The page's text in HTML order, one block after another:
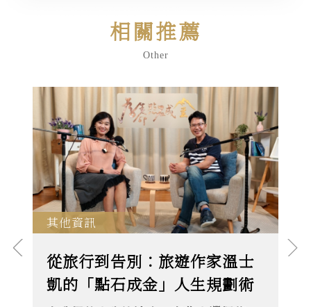
相關推薦
Other
其他資訊
從旅行到告別：旅遊作家溫士
凱的「點石成金」人生規劃術